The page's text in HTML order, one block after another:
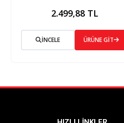
2.499,88 TL
İNCELE ÜRÜNE GİT